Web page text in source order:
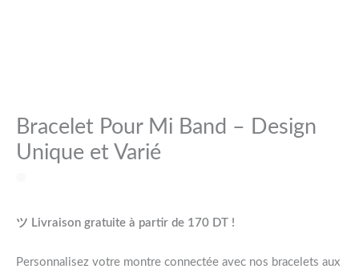
Bracelet Pour Mi Band – Design
Unique et Varié
ツ Livraison gratuite à partir de 170 DT !
Personnalisez votre montre connectée avec nos bracelets aux